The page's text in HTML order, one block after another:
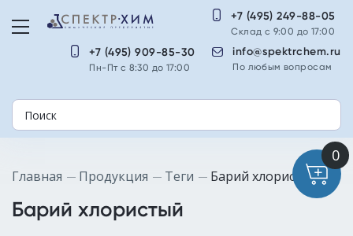
info@spektrchem.ru
По любым вопросам
+7 (495) 249-88-05
Склад с 9:00 до 17:00
+7 (495) 909-85-30
Пн-Пт с 8:30 до 17:00
Главная Продукция Теги Барий хлористый
Барий хлористый